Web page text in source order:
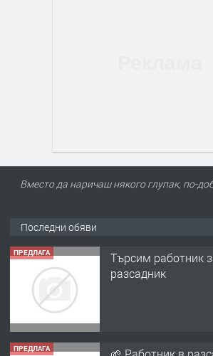
Вместо да наричаш някого глупак, по-
Последни обяви
ПРЕДЛАГА
Търсим работник
разсадник
ПРЕДЛАГА 🌱 Работник в